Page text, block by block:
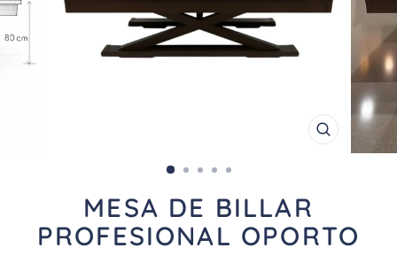
CERRAR
(ESC)
MESA DE BILLAR
PROFESIONAL OPORTO